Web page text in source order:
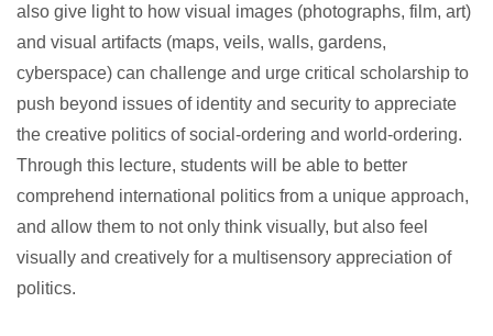
also give light to how visual images (photographs, film, art)
and visual artifacts (maps, veils, walls, gardens,
cyberspace) can challenge and urge critical scholarship to
push beyond issues of identity and security to appreciate
the creative politics of social-ordering and world-ordering.
Through this lecture, students will be able to better
comprehend international politics from a unique approach,
and allow them to not only think visually, but also feel
visually and creatively for a multisensory appreciation of
politics.